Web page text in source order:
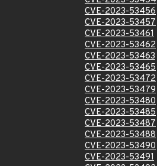
CVE-2023-53456
CVE-2023-53457
CVE-2023-53461
CVE-2023-53462
CVE-2023-53463
CVE-2023-53465
CVE-2023-53472
CVE-2023-53479
CVE-2023-53480
CVE-2023-53485
CVE-2023-53487
CVE-2023-53488
CVE-2023-53490
CVE-2023-53491